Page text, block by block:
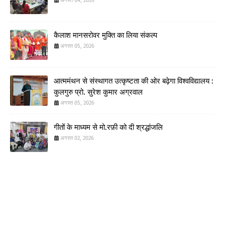
कैलाश मानसरोवर मुक्ति का लिया संकल्प
अगस्त 05, 2026
आत्ममंथन से संस्थागत उत्कृष्टता की ओर बढ़ेगा विश्वविद्यालय :
कुलगुरु प्रो. सुरेश कुमार अग्रवाल
अगस्त 05, 2026
गीतों के माध्यम से मो.रफ़ी को दी श्रद्धांजलि
अगस्त 02, 2026